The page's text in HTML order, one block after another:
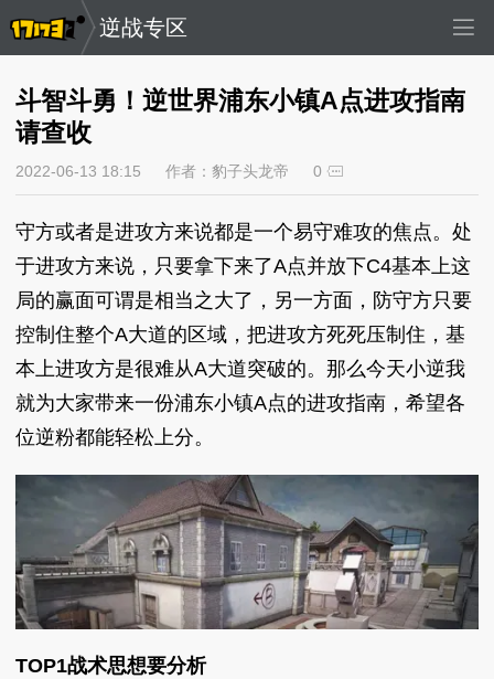
逆战专区
斗智斗勇！逆世界浦东小镇A点进攻指南
请查收
2022-06-13 18:15 作者：豹子头龙帝 0
守方或者是进攻方来说都是一个易守难攻的焦点。处
于进攻方来说，只要拿下来了A点并放下C4基本上这
局的赢面可谓是相当之大了，另一方面，防守方只要
控制住整个A大道的区域，把进攻方死死压制住，基
本上进攻方是很难从A大道突破的。那么今天小逆我
就为大家带来一份浦东小镇A点的进攻指南，希望各
位逆粉都能轻松上分。
TOP1战术思想要分析